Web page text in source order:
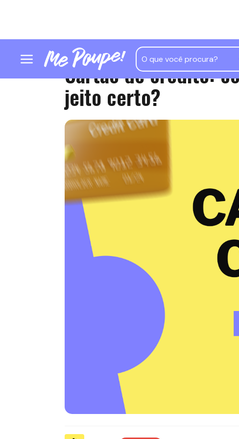
Cartão de crédito:
jeito certo?